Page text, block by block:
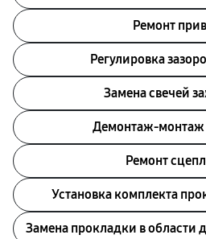
Ремонт
Регулировка
Замена свечей
Демонтаж-монтаж
Ремонт
Установка комплекта
Замена прокладки в области